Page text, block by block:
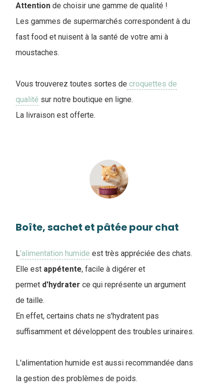
Attention de choisir une gamme de qualité !
Les gammes de supermarchés correspondent à du
fast food et nuisent à la santé de votre ami à
moustaches.
Vous trouverez toutes sortes de croquettes de
qualité sur notre boutique en ligne.
La livraison est offerte.
Boîte, sachet et pâtée pour chat
L'alimentation humide est très appréciée des chats.
Elle est appétente, facile à digérer et
permet d'hydrater ce qui représente un argument
de taille.
En effet, certains chats ne s'hydratent pas
suffisamment et développent des troubles urinaires.
L'alimentation humide est aussi recommandée dans
la gestion des problèmes de poids.